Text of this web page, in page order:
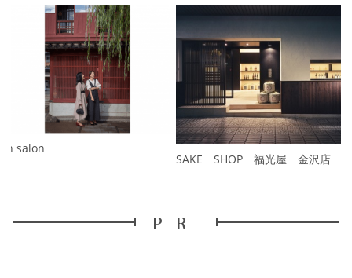
En salon
SAKE SHOP 福光屋 金沢店
N
e
x
t
PR